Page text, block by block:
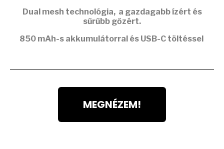
Dual mesh technológia, a gazdagabb ízért és
sűrűbb gőzért.
850 mAh-s akkumulátorral és USB-C töltéssel
MEGNÉZEM!